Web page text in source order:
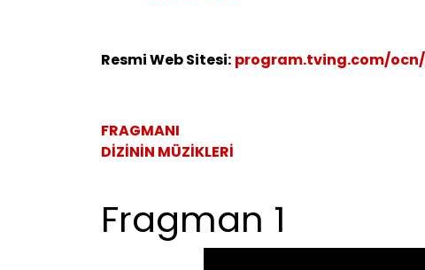
Resmi Web Sitesi: program.tving.com/
FRAGMANI
DİZİNİN MÜZİKLERİ
Fragman 1